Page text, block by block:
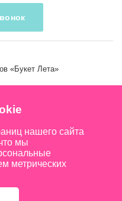
«Букет Лета»
нашего сайта
мы
метрических